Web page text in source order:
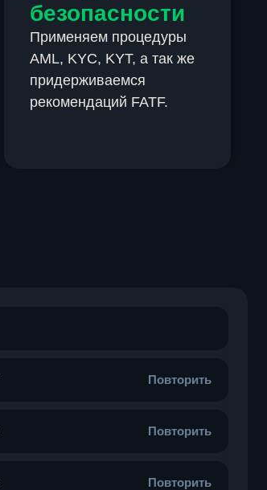
безопасности
Применяем процедуры
AML, KYC, KYT, а так же
придерживаемся
рекомендаций FATF.
Повторить
Повторить
Повторить